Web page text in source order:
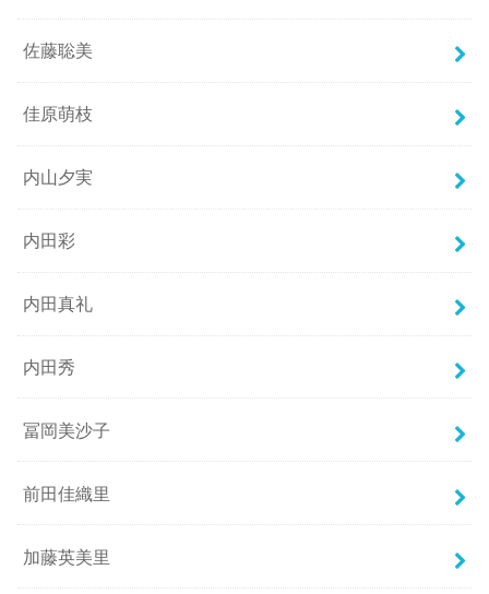
佐藤聡美
佳原萌枝
内山夕実
内田彩
内田真礼
内田秀
冨岡美沙子
前田佳織里
加藤英美里